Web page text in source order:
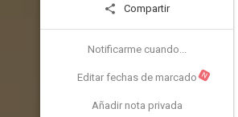
Compartir
Notificarme cuando...
Editar fechas de marcado N
Añadir nota privada